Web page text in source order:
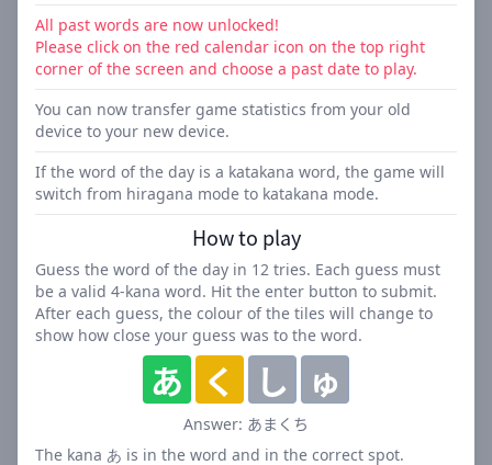
す。
12回以内に正解できるよう挑戦しましょう！
「ことのはたんご」の特徴
日替わり単語: 毎日新しい単語が登場し、常に新鮮な挑
戦が楽しめます。
ヒントモード: 初心者の方も安心。オプションのヒント
モードで、より詳細なヒントが得られます。
過去問題へのアクセス: 以前の「ことのはたんご」にも
チャレンジできます。
SNS共有機能: Twitter、Threads、LINE、さらには
BlueSkyにも直接結果を投稿できます。
統計情報の転送: 新しいデバイスでも、これまでの成績
を引き継げます。
自動カタカナモード: カタカナ語の日は自動的にカタカ
ナモードに切り替わります。
All past words are now unlocked!
Please click on the red calendar icon on the top right
corner of the screen and choose a past date to play.
You can now transfer game statistics from your old
device to your new device.
If the word of the day is a katakana word, the game will
switch from hiragana mode to katakana mode.
How to play
Guess the word of the day in 12 tries. Each guess must
be a valid 4-kana word. Hit the enter button to submit.
After each guess, the colour of the tiles will change to
show how close your guess was to the word.
あ く し ゅ
Answer: あまくち
The kana あ is in the word and in the correct spot.